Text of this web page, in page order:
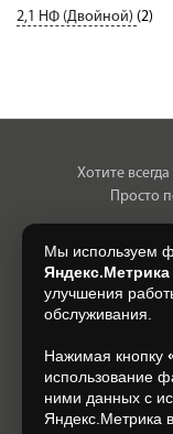
2,1 НФ (Двойной) (2)
Хотите
Просто
Нажимая на кнопку, я
персональных данных,
Мы используем
Яндекс.Метрика
улучшения
обслуживания.
Нажимая кнопку
использование
ними данных с
Яндекс.Метрика